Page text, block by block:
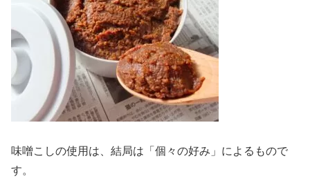
味噌こしの使用は、結局は「個々の好み」によるもので
す。